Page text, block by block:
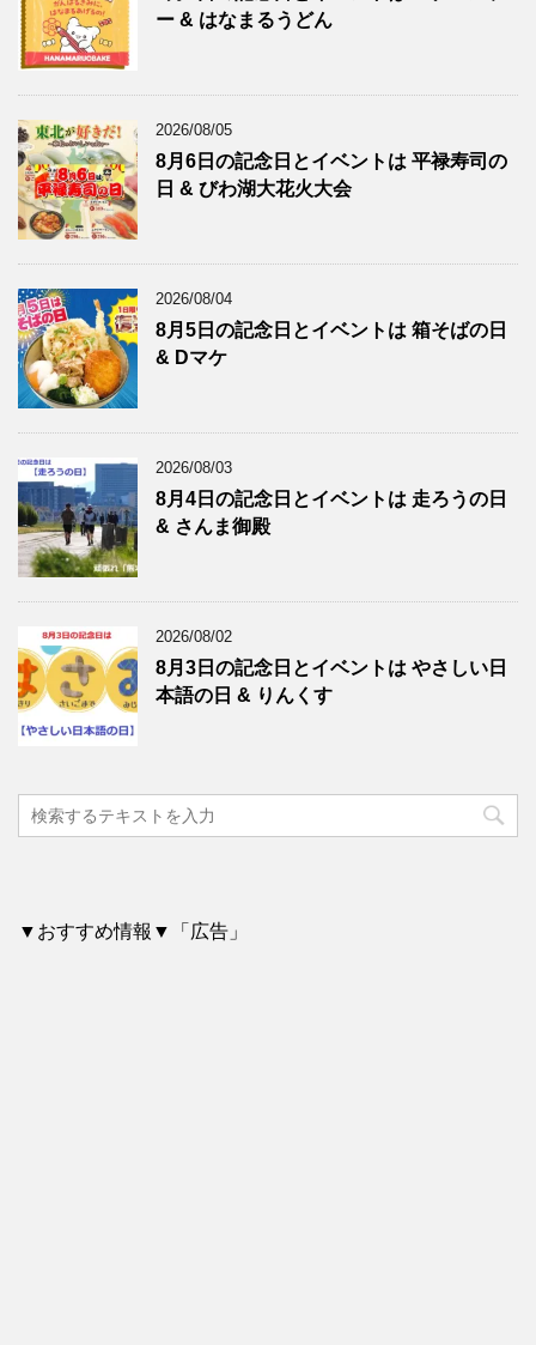
ー & はなまるうどん
2026/08/05
8月6日の記念日とイベントは 平禄寿司の
日 & びわ湖大花火大会
2026/08/04
8月5日の記念日とイベントは 箱そばの日
& Dマケ
2026/08/03
8月4日の記念日とイベントは 走ろうの日
& さんま御殿
2026/08/02
8月3日の記念日とイベントは やさしい日
本語の日 & りんくす
▼おすすめ情報▼「広告」